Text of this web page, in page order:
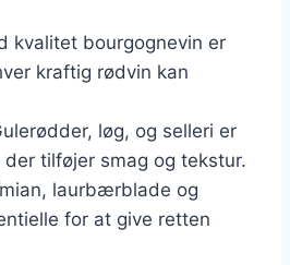
kvalitet bourgognevin er
kraftig rødvin kan
løg, og selleri er
der tilføjer smag og tekstur.
laurbærblade og
for at give retten